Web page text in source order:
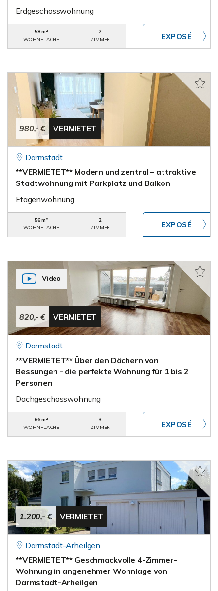
Erdgeschosswohnung
58 m²
WOHNFLÄCHE
2
ZIMMER
980,- € VERMIETET
Darmstadt
**VERMIETET** Modern und zentral – attraktive
Stadtwohnung mit Parkplatz und Balkon
Etagenwohnung
56 m²
WOHNFLÄCHE
2
ZIMMER
820,- € VERMIETET
Video
Darmstadt
**VERMIETET** Über den Dächern von
Bessungen - die perfekte Wohnung für 1 bis 2
Personen
Dachgeschosswohnung
66 m²
WOHNFLÄCHE
3
ZIMMER
1.200,- € VERMIETET
Darmstadt-Arheilgen
**VERMIETET** Geschmackvolle 4-Zimmer-
Wohnung in angenehmer Wohnlage von
Darmstadt-Arheilgen